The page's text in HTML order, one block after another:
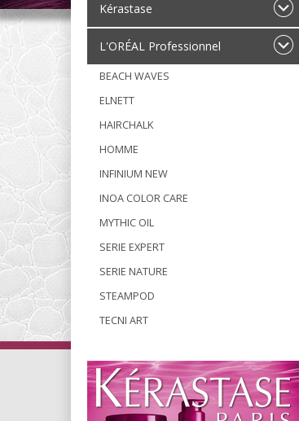
Kérastase
L'ORÉAL Professionnel
BEACH WAVES
ELNETT
HAIRCHALK
HOMME
INFINIUM NEW
INOA COLOR CARE
MYTHIC OIL
SERIE EXPERT
SERIE NATURE
STEAMPOD
TECNI ART